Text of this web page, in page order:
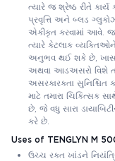
ત્યારે જ શ્રેષ્ઠ રીતે
પ્રવૃત્તિ અને બ્લડ
એકીકૃત કરવામાં આવે.
ત્યારે કેટલાક
અનુભવ થઈ શકે છે, ખાસ
અથવા આડઅસરો વિશે
અસરકારકતા સુનિશ્ચિત
માટે તમારા ચિકિત્સક
છે, જે વધુ સારા
કરે છે.
Uses of TENGLYN M
ઉચ્ચ રક્ત ખાંડને